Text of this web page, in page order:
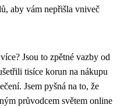
aby vám nepřišla vniveč
Jsou to zpětné vazby od
tisíce korun na nákupu
Jsem pyšná na to, že
průvodcem světem online